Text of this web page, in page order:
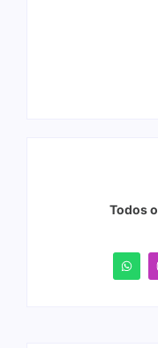
Todos